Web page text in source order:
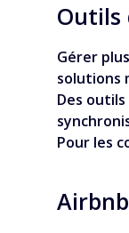
Outils
Gérer
solutions
Des
Pour les